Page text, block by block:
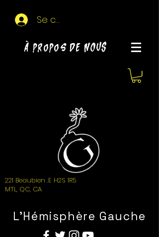
Se connecter
À propos de NOUS
221 Beaubien .E H2S 1R5
MTL, QC, CA
L'Hémisphère Gauche